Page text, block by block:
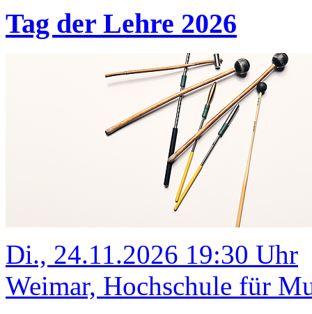
Tag der Lehre 2026
Di., 24.11.2026 19:30 Uhr
Weimar, Hochschule für